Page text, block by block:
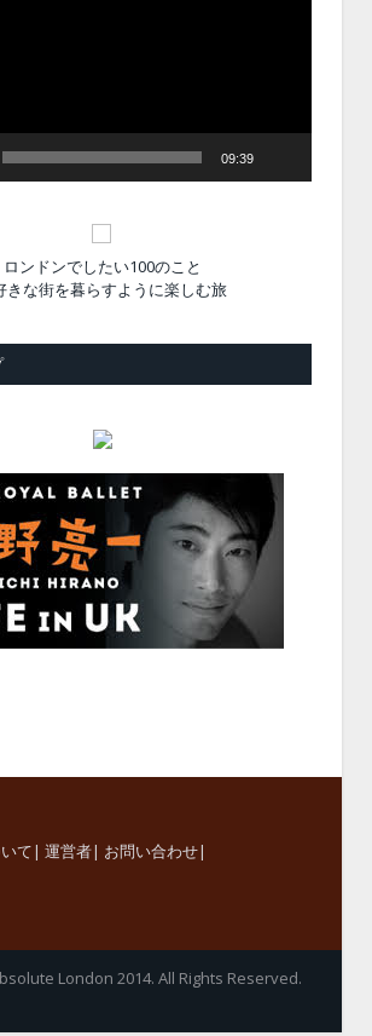
09:39
ロンドンでしたい100のこと
きな街を暮らすように楽しむ旅
て| 運営者| お問い合わせ|
London 2014. All Rights Reserved.